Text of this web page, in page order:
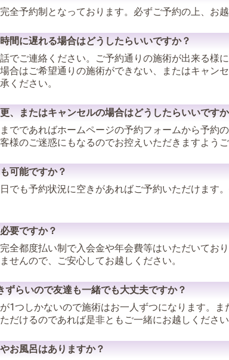
全予約制となっております。必ずご予約の上、お越
間に遅れる場合はどうしたらいいですか？
でご連絡ください。ご予約通りの施術が出来る様
合はご希望通りの施術ができない、またはキャン
ください。
、またはキャンセルの場合はどうしたらいいです
でであればホームページの予約フォームから予約
様のご迷惑にもなるのでお控えいただきますようご
可能ですか？
でも予約状況に空きがあればご予約いただけます
要ですか？
全都度払い制で入会金や年会費等はいただいてお
せんので、ご安心してお越しください。
ずらいので友達も一緒でも大丈夫ですか？
1つしかないので施術はお一人ずつになります。
だけるのであれば是非ともご一緒にお越しください
お風呂はありますか？